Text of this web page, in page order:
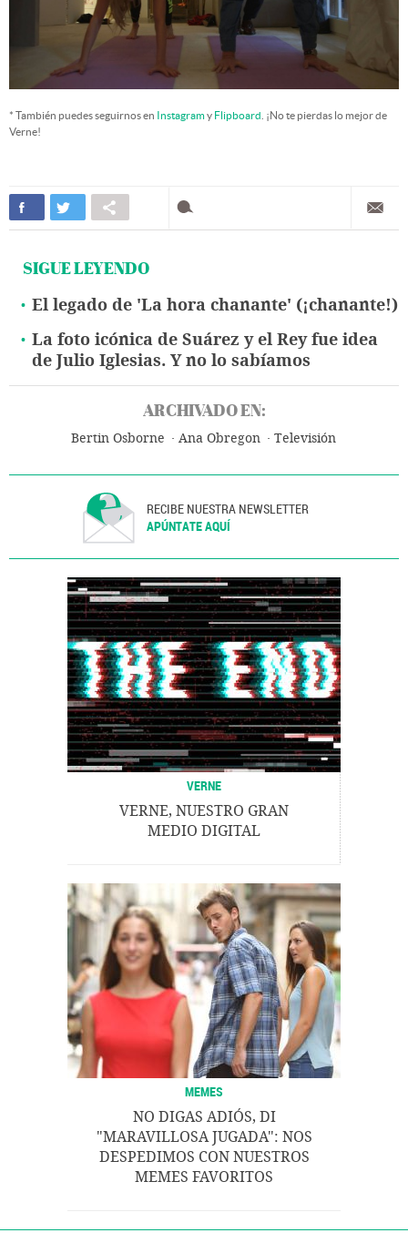
* También puedes seguirnos en Instagramy Flipboard . ¡No te pierdas lo mejor de
Verne!
SIGUE LEYENDO
El legado de 'La hora chanante' (¡chanante!)
La foto icónica de Suárez y el Rey fue idea
de Julio Iglesias. Y no lo sabíamos
ARCHIVADO EN:
Bertin Osborne Ana Obregon Televisión
RECIBE NUESTRA NEWSLETTER
APÚNTATE AQUÍ
VERNE
VERNE, NUESTRO GRAN
MEDIO DIGITAL
MEMES
NO DIGAS ADIÓS, DI
"MARAVILLOSA JUGADA": NOS
DESPEDIMOS CON NUESTROS
MEMES FAVORITOS